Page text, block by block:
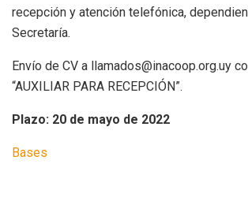
recepción y atención telefónica,
Secretaría.
Envío de CV a llamados@inacoop.org.uy
“AUXILIAR PARA RECEPCIÓN”.
Plazo: 20 de mayo de 2022
Bases